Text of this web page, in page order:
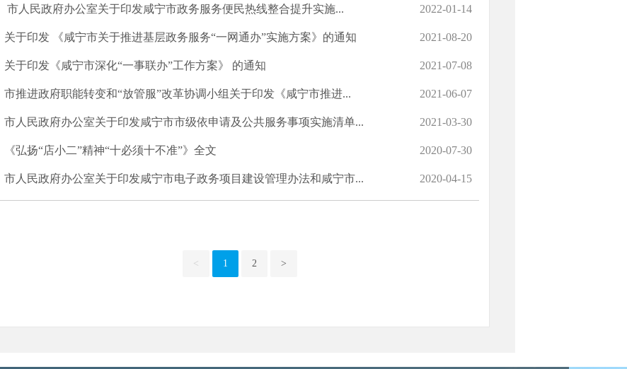
​ 市人民政府办公室关于印发咸宁市政务服务便民热线整合提升实施... 2022-01-14
关于印发 《咸宁市关于推进基层政务服务“一网通办”实施方案》的通知 2021-08-20
关于印发《咸宁市深化“一事联办”工作方案》 的通知 2021-07-08
市推进政府职能转变和“放管服”改革协调小组关于印发《咸宁市推进... 2021-06-07
市人民政府办公室关于印发咸宁市市级依申请及公共服务事项实施清单... 2021-03-30
《弘扬“店小二”精神“十必须十不准”》全文 2020-07-30
市人民政府办公室关于印发咸宁市电子政务项目建设管理办法和咸宁市... 2020-04-15
< 1 2 >